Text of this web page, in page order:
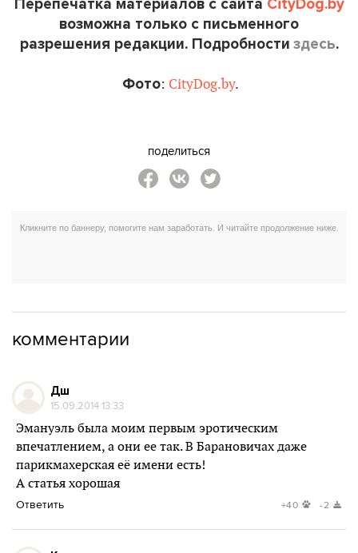
Перепечатка материалов с сайта CityDog.by
возможна только с письменного
разрешения редакции. Подробности здесь.
Фото: CityDog.by.
поделиться
комментарии
Дш
15.09.2014 13:33
Эмануэль была моим первым эротическим
впечатлением, а они ее так. В Барановичах даже
парикмахерская её имени есть!
А статья хорошая
Ответить +40 -2